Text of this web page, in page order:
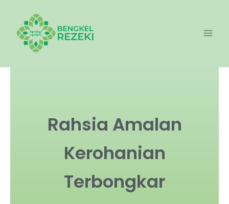
content
Rahsia Amalan
Kerohanian
Terbongkar